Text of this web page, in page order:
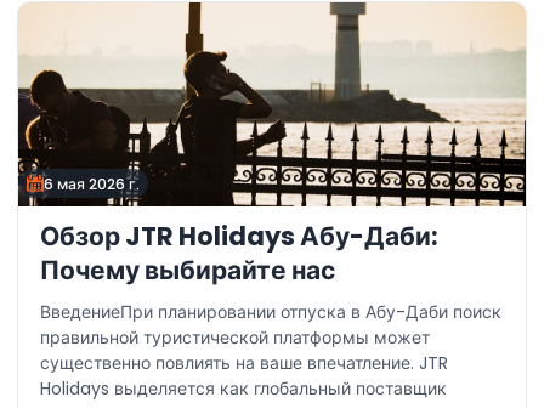
6 мая 2026 г.
Обзор JTR Holidays Абу-Даби:
Почему выбирайте нас
ВведениеПри планировании отпуска в Абу-Даби поиск
правильной туристической платформы может
существенно повлиять на ваше впечатление. JTR
Holidays выделяется как глобальный поставщик